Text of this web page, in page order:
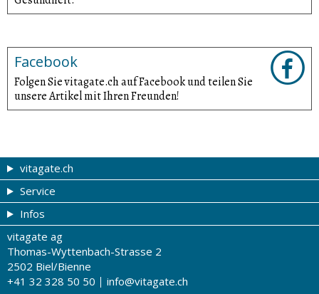
Facebook
Folgen Sie vitagate.ch auf Facebook und teilen Sie
unsere Artikel mit Ihren Freunden!
vitagate.ch
Gesund & schön
Themen von A-Z
Therapien von A-Z
Gesundheit zum Hören
Gesundheitstests
Service
Gutscheine
Drogistenstern
Drogeriesuche
Partner-Drogerien
Infos
Impressum
Über uns
Nutzungsbestimmungen
vitagate ag
Thomas-Wyttenbach-Strasse 2
2502 Biel/Bienne
+41 32 328 50 50
info@vitagate.ch